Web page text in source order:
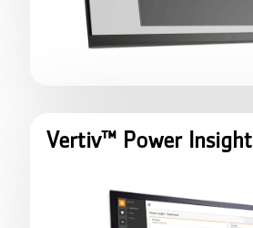
Vertiv™ Power Insight